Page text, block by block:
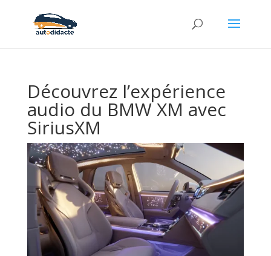
Découvrez l’expérience
audio du BMW XM avec
SiriusXM